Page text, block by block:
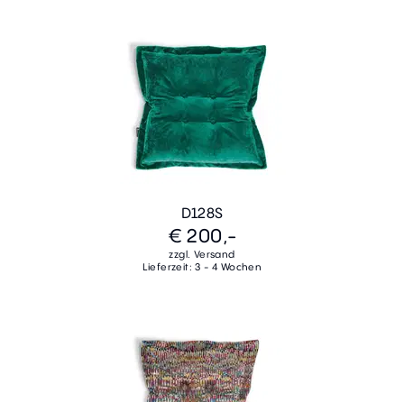
D128S
€ 200,-
zzgl. Versand
Lieferzeit: 3 - 4 Wochen